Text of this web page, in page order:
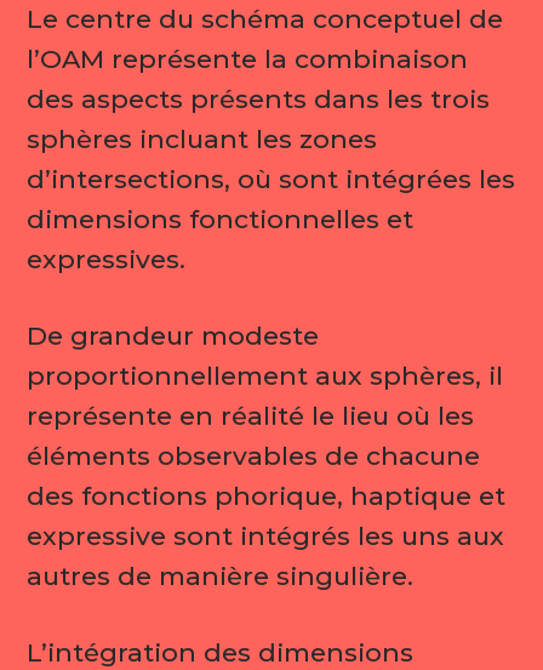
Le centre du schéma conceptuel de
l’OAM représente la combinaison
des aspects présents dans les trois
sphères incluant les zones
d’intersections, où sont intégrées les
dimensions fonctionnelles et
expressives.
De grandeur modeste
proportionnellement aux sphères, il
représente en réalité le lieu où les
éléments observables de chacune
des fonctions phorique, haptique et
expressive sont intégrés les uns aux
autres de manière singulière.
L’intégration des dimensions